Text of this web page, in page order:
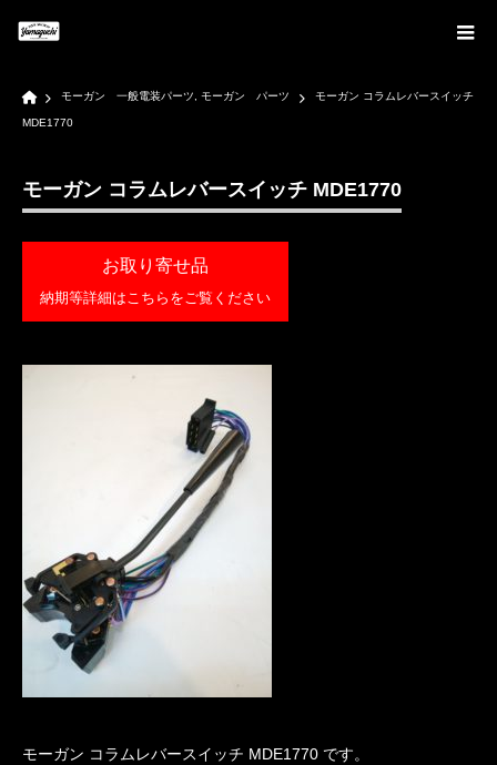
Home
モーガン 一般電装パーツ モーガン パーツ モーガン コラムレバースイッチ
MDE1770
モーガン コラムレバースイッチ MDE1770
お取り寄せ品
納期等詳細はこちらをご覧ください
モーガン コラムレバースイッチ MDE1770 です。